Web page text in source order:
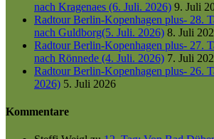
nach Kragenaes (6. Juli. 2026) 9. Juli
Radtour Berlin-Kopenhagen plus- 28.
nach Guldborg(5. Juli. 2026) 8. Juli
Radtour Berlin-Kopenhagen plus- 27.
nach Rönnede (4. Juli. 2026) 7. Juli
Radtour Berlin-Kopenhagen plus- 26.
2026) 5. Juli 2026
Kommentare